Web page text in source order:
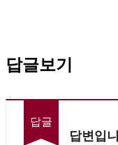
답글보기
답글
답변입